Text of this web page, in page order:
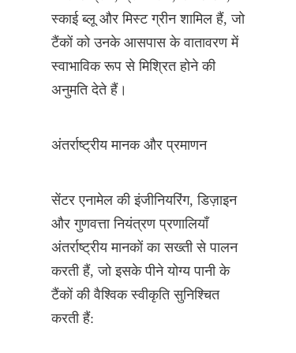
स्काई ब्लू और मिस्ट ग्रीन शामिल हैं, जो
टैंकों को उनके आसपास के वातावरण में
स्वाभाविक रूप से मिश्रित होने की
अनुमति देते हैं।
अंतर्राष्ट्रीय मानक और प्रमाणन
सेंटर एनामेल की इंजीनियरिंग, डिज़ाइन
और गुणवत्ता नियंत्रण प्रणालियाँ
अंतर्राष्ट्रीय मानकों का सख्ती से पालन
करती हैं, जो इसके पीने योग्य पानी के
टैंकों की वैश्विक स्वीकृति सुनिश्चित
करती हैं: